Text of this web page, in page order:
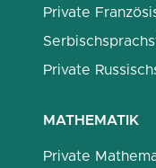
Private
Private
MATHEMATIK
Private